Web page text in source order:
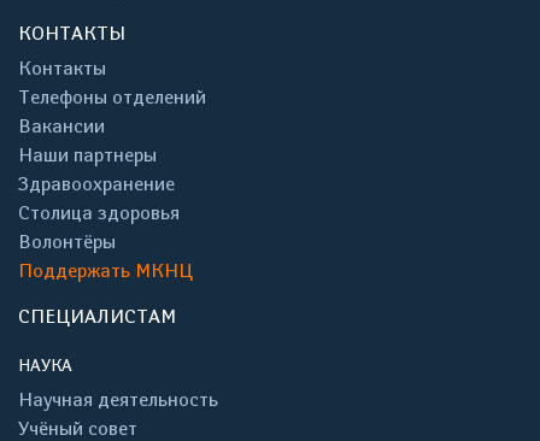
КОНТАКТЫ
Контакты
Телефоны отделений
Вакансии
Наши партнеры
Здравоохранение
Столица здоровья
Волонтёры
Поддержать МКНЦ
СПЕЦИАЛИСТАМ
НАУКА
Научная деятельность
Учёный совет